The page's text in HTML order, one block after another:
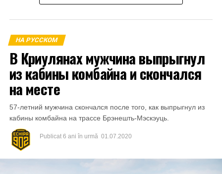
НА РУССКОМ
В Криулянах мужчина выпрыгнул
из кабины комбайна и скончался
на месте
57-летний мужчина скончался после того, как выпрыгнул из
кабины комбайна на трассе Брэнешть-Мэскэуць.
Publicat 6 ani în urmă 01.07.2020